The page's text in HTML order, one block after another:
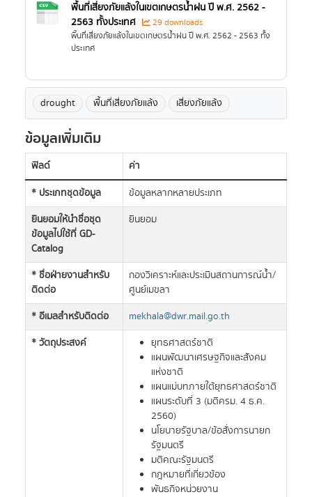
พื้นที่เสี่ยงภัยแล้งในเขตเกษตรน้ำฝน ปี พ.ศ. 2562 -
2563 ทั้งประเทศ
29 downloads
พื้นที่เสี่ยงภัยแล้งในเขตเกษตรน้ำฝน ปี พ.ศ. 2562 - 2563 ทั้ง
ประเทศ
drought พื้นที่เสี่ยงภัยแล้ง เสี่ยงภัยแล้ง
ข้อมูลเพิ่มเติม
ฟิลด์
ค่า
* ประเภทชุดข้อมูล
ข้อมูลหลากหลายประเภท
ยินยอมให้นำชื่อชุด
ข้อมูลไปใช้ที่ GD-
Catalog
ยินยอม
* ชื่อฝ่ายงานสำหรับ
ติดต่อ
กองวิเคราะห์และประเมินสถานการณ์น้ำ/
ศูนย์เมขลา
* อีเมลสำหรับติดต่อ
mekhala@dwr.mail.go.th
* วัตถุประสงค์
ยุทธศาสตร์ชาติ
แผนพัฒนาเศรษฐกิจและสังคม
แห่งชาติ
แผนแม่บทภายใต้ยุทธศาสตร์ชาติ
แผนระดับที่ 3 (มติครม. 4 ธ.ค.
2560)
นโยบายรัฐบาล/ข้อสั่งการนายก
รัฐมนตรี
มติคณะรัฐมนตรี
กฎหมายที่เกี่ยวข้อง
พันธกิจหน่วยงาน